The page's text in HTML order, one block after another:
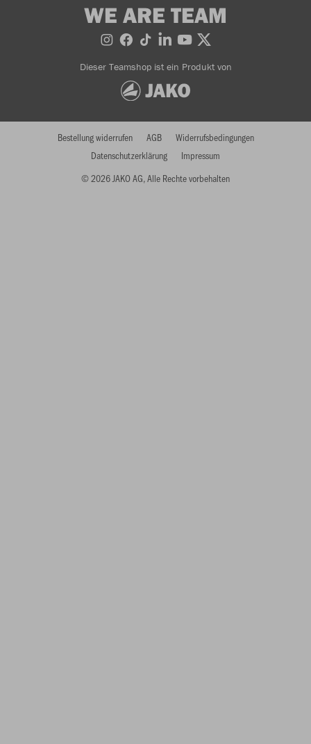
WE ARE TEAM
Dieser Teamshop ist ein Produkt von
© 2026 JAKO AG, Alle Rechte vorbehalten
Bestellung widerrufen AGB
Widerrufsbedingungen
Datenschutzerklärung
Impressum